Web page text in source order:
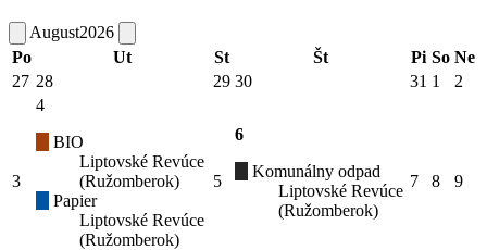
August2026
Po
Ut St Št Pi So Ne
27 28 29 30 31 1 2
3
4
BIO
Liptovské Revúce
(Ružomberok)
Papier
Liptovské Revúce
(Ružomberok)
5
6
Komunálny odpad
Liptovské Revúce
(Ružomberok)
7 8 9